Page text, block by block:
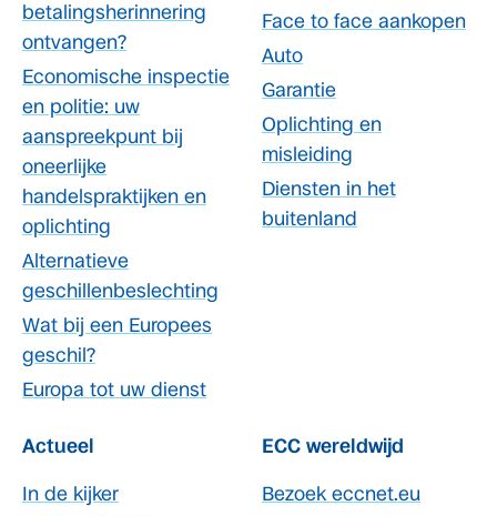
betalingsherinnering
ontvangen?
Economische inspectie
en politie: uw
aanspreekpunt bij
oneerlijke
handelspraktijken en
oplichting
Alternatieve
geschillenbeslechting
Wat bij een Europees
geschil?
Europa tot uw dienst
Face to face aankopen
Auto
Garantie
Oplichting en
misleiding
Diensten in het
buitenland
Actueel
In de kijker
ECC wereldwijd
Bezoek eccnet.eu